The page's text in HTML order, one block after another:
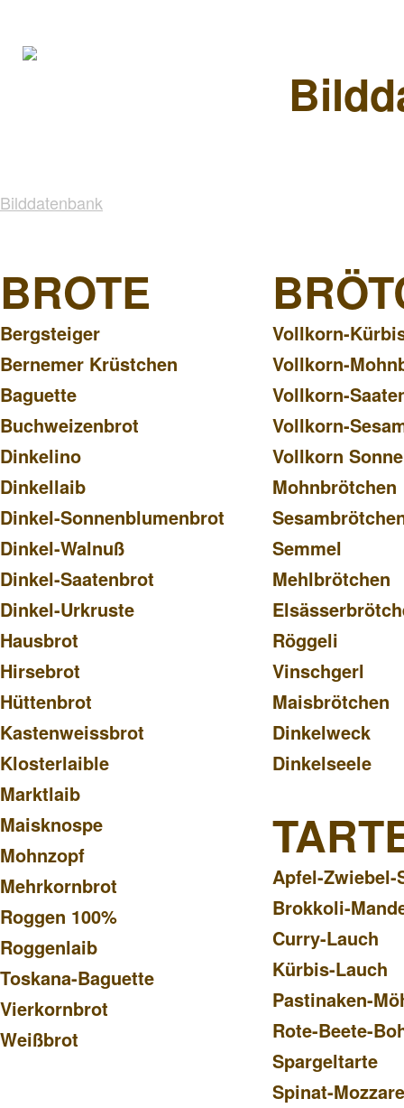
Bilddatenbank
BROTE
Bergsteiger
Bernemer Krüstchen
Baguette
Buchweizenbrot
Dinkelino
Dinkellaib
Dinkel-Sonnenblumenbrot
Dinkel-Walnuß
Dinkel-Saatenbrot
Dinkel-Urkruste
Hausbrot
Hirsebrot
Hüttenbrot
Kastenweissbrot
Klosterlaible
Marktlaib
Maisknospe
Mohnzopf
Mehrkornbrot
Roggen 100%
Roggenlaib
Toskana-Baguette
Vierkornbrot
Weißbrot
Vollkorn-
Vollkorn-
Vollkorn-
Vollkorn-
Vollkorn
Mohnbrötchen
Semmel
Mehlbrötchen
Röggeli
Vinschgerl
Maisbrötchen
Dinkelweck
Dinkelseele
Apfel-Zwiebel-
Brokkoli-
Curry-Lauch
Kürbis-Lauch
Pastinaken-
Rote-Beete-
Spargeltarte
Spinat-